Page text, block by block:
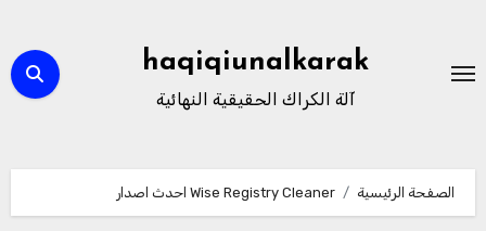
المحتوى
haqiqiunalkarak
آلة الكراك الحقيقية النهائية
الصفحة الرئيسية Wise Registry Cleaner احدث اصدار